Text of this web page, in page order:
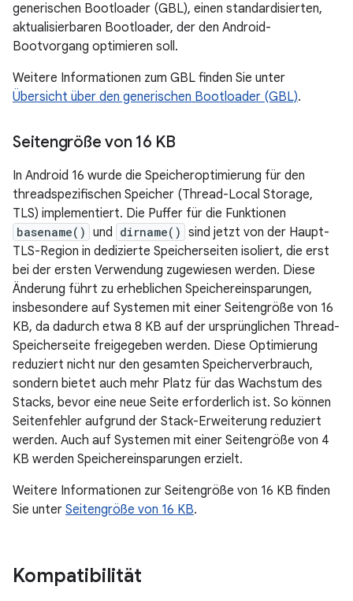
generischen Bootloader (GBL), einen standardisierten,
aktualisierbaren Bootloader, der den Android-
Bootvorgang optimieren soll.
Weitere Informationen zum GBL finden Sie unter
Übersicht über den generischen Bootloader (GBL).
Seitengröße von 16 KB
In Android 16 wurde die Speicheroptimierung für den
threadspezifischen Speicher (Thread-Local Storage,
TLS) implementiert. Die Puffer für die Funktionen
basename() und dirname() sind jetzt von der Haupt-
TLS-Region in dedizierte Speicherseiten isoliert, die erst
bei der ersten Verwendung zugewiesen werden. Diese
Änderung führt zu erheblichen Speichereinsparungen,
insbesondere auf Systemen mit einer Seitengröße von 16
KB, da dadurch etwa 8 KB auf der ursprünglichen Thread-
Speicherseite freigegeben werden. Diese Optimierung
reduziert nicht nur den gesamten Speicherverbrauch,
sondern bietet auch mehr Platz für das Wachstum des
Stacks, bevor eine neue Seite erforderlich ist. So können
Seitenfehler aufgrund der Stack-Erweiterung reduziert
werden. Auch auf Systemen mit einer Seitengröße von 4
KB werden Speichereinsparungen erzielt.
Weitere Informationen zur Seitengröße von 16 KB finden
Sie unter Seitengröße von 16 KB.
Kompatibilität